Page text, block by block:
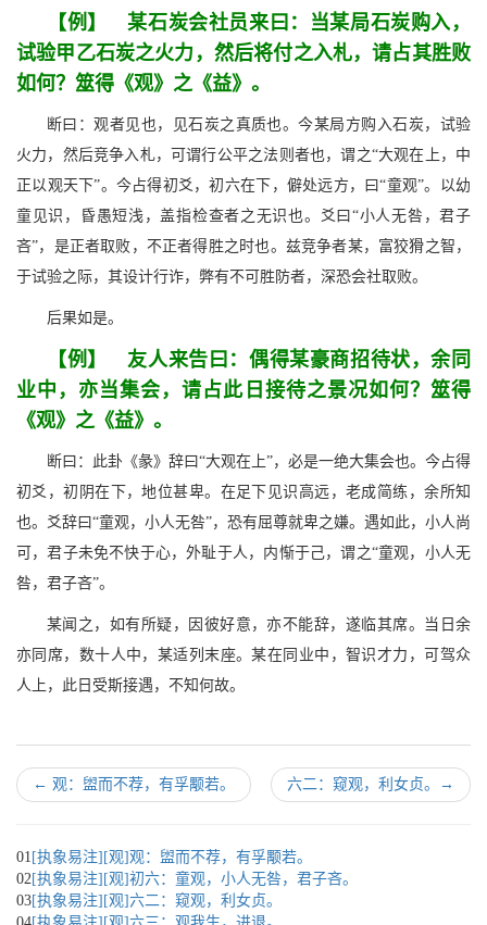
【例】 某石炭会社员来曰：当某局石炭购入，
试验甲乙石炭之火力，然后将付之入札，请占其胜败
如何？筮得《观》之《益》。
断曰：观者见也，见石炭之真质也。今某局方购入石炭，试验
火力，然后竞争入札，可谓行公平之法则者也，谓之“大观在上，中
正以观天下”。今占得初爻，初六在下，僻处远方，曰“童观”。以幼
童见识，昏愚短浅，盖指检查者之无识也。爻曰“小人无咎，君子
吝”，是正者取败，不正者得胜之时也。兹竞争者某，富狡猾之智，
于试验之际，其设计行诈，弊有不可胜防者，深恐会社取败。
后果如是。
【例】 友人来告曰：偶得某豪商招待状，余同
业中，亦当集会，请占此日接待之景况如何？筮得
《观》之《益》。
断曰：此卦《彖》辞曰“大观在上”，必是一绝大集会也。今占得
初爻，初阴在下，地位甚卑。在足下见识高远，老成简练，余所知
也。爻辞曰“童观，小人无咎”，恐有屈尊就卑之嫌。遇如此，小人尚
可，君子未免不快于心，外耻于人，内惭于己，谓之“童观，小人无
咎，君子吝”。
某闻之，如有所疑，因彼好意，亦不能辞，遂临其席。当日余
亦同席，数十人中，某适列末座。某在同业中，智识才力，可驾众
人上，此日受斯接遇，不知何故。
← 观：盥而不荐，有孚颙若。 六二：窥观，利女贞。 →
01 [执象易注][观]观：盥而不荐，有孚颙若。
02[执象易注][观]初六：童观，小人无咎，君子吝。
03[执象易注][观]六二：窥观，利女贞。